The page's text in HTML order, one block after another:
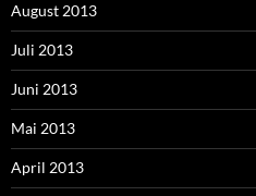
August 2013
Juli 2013
Juni 2013
Mai 2013
April 2013